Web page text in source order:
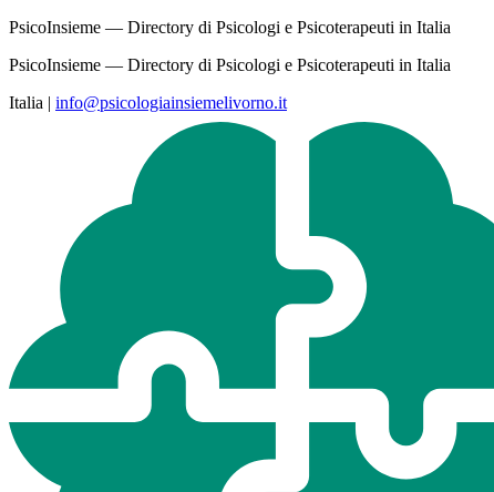
PsicoInsieme — Directory di Psicologi e Psicoterapeuti in Italia
PsicoInsieme — Directory di Psicologi e Psicoterapeuti in Italia
Italia | info@psicologiainsiemelivorno.it